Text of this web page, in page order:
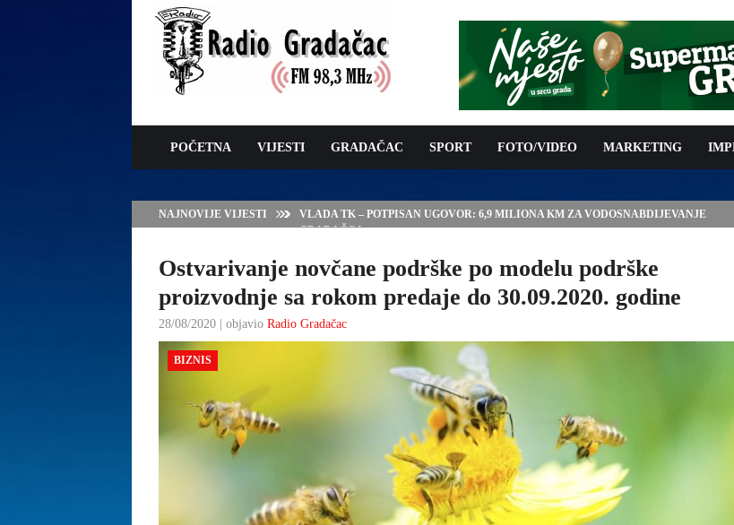
POČETNA VIJESTI GRADAČAC SPORT FOTO/VIDEO MARKETING
NAJNOVIJE VIJESTI
VLADA TK – POTPISAN UGOVOR: 6,9 MILIONA KM ZA VODOSNABDIJEVANJE
GRADAČCA
Ostvarivanje novčane podrške po modelu podrške
proizvodnje sa rokom predaje do 30.09.2020. godine
28/08/2020 | objavio Radio Gradačac
BIZNIS